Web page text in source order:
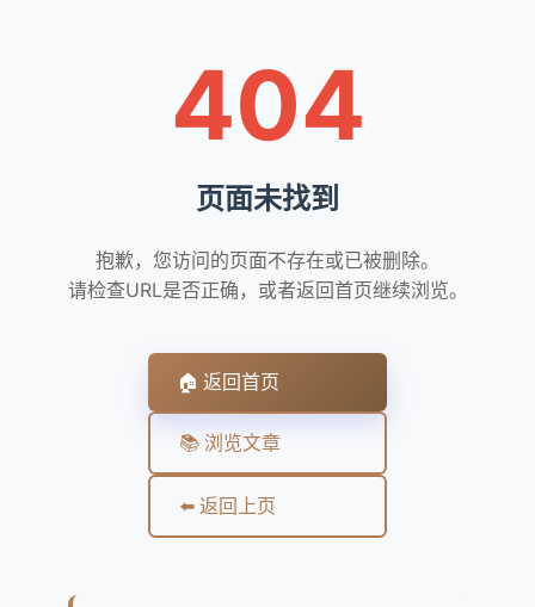
404
页面未找到
抱歉，您访问的页面不存在或已被删除。
请检查URL是否正确，或者返回首页继续浏览。
🏠 返回首页
📚 浏览文章
⬅️ 返回上页